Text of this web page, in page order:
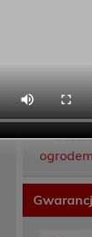
2026/